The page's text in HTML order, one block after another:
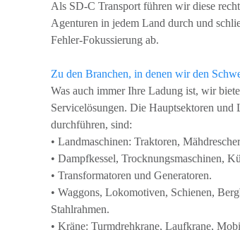
Als SD-C Transport führen wir diese
Agenturen in jedem Land durch und
Fehler-Fokussierung ab.
Zu den Branchen, in denen wir den
Was auch immer Ihre Ladung ist, wir
Servicelösungen. Die Hauptsektoren
durchführen, sind:
• Landmaschinen: Traktoren,
• Dampfkessel, Trocknungsmaschinen,
• Transformatoren und Generatoren.
• Waggons, Lokomotiven, Schienen,
Stahlrahmen.
• Kräne: Turmdrehkrane, Laufkrane,